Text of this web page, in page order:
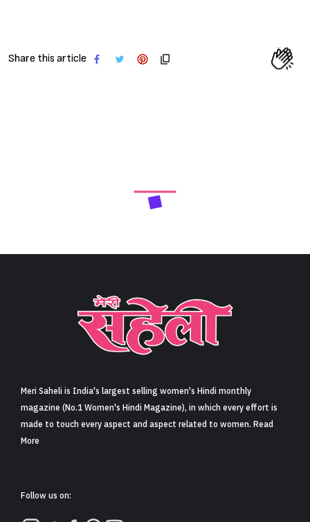
Share this article
Meri Saheli is India's largest selling women's Hindi monthly
magazine (No.1 Women's Hindi Magazine), in which every effort is
made to touch every aspect and aspect related to women. Read
More
Follow us on: